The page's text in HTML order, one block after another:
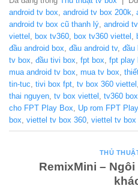
android tv box android tv box 200k
android tv box cũ thanh lý android
viettel box tv360 box tv360 viettel
đầu android box đầu android tv, đầu
tv box đầu tivi box fpt box fpt play
mua android tv box mua tv box
tin-tuc tivi box fpt tv box 360 viettel
thai nguyen tv box viettel tv360 box
cho FPT Play Box
Up rom FPT
box viettel tv box 360 viettel tv box
THỦ
RemixMini –